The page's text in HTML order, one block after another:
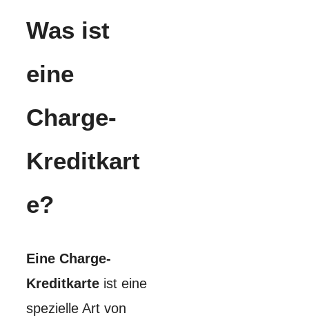
Was ist
eine
Charge-
Kreditkart
e?
Eine Charge-
Kreditkarte ist eine
spezielle Art von